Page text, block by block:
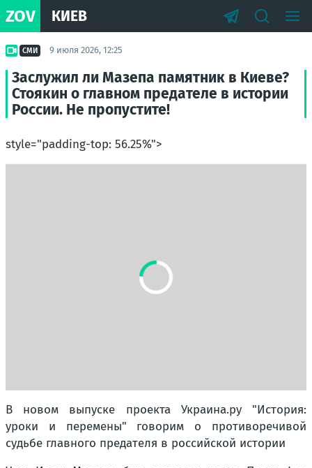
ZOV КИЕВ
СМИ 9 июля 2026, 12:25
Заслужил ли Мазепа памятник в Киеве?
Стоякин о главном предателе в истории
России. Не пропустите!
style="padding-top: 56.25%">
В новом выпуске проекта Украина.ру "История:
уроки и перемены" говорим о противоречивой
судьбе главного предателя в российской истории